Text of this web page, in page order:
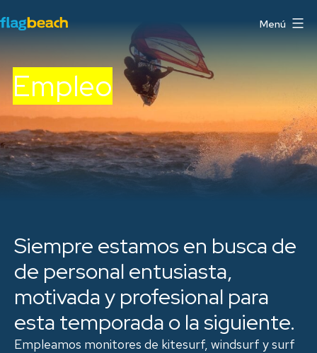
al
contenido
Flag
Beach
Watersports
Centre
Fuerteventura
Menú
Empleo
Siempre estamos en busca de
de personal entusiasta,
motivada y profesional para
esta temporada o la siguiente.
Empleamos monitores de kitesurf, windsurf y surf